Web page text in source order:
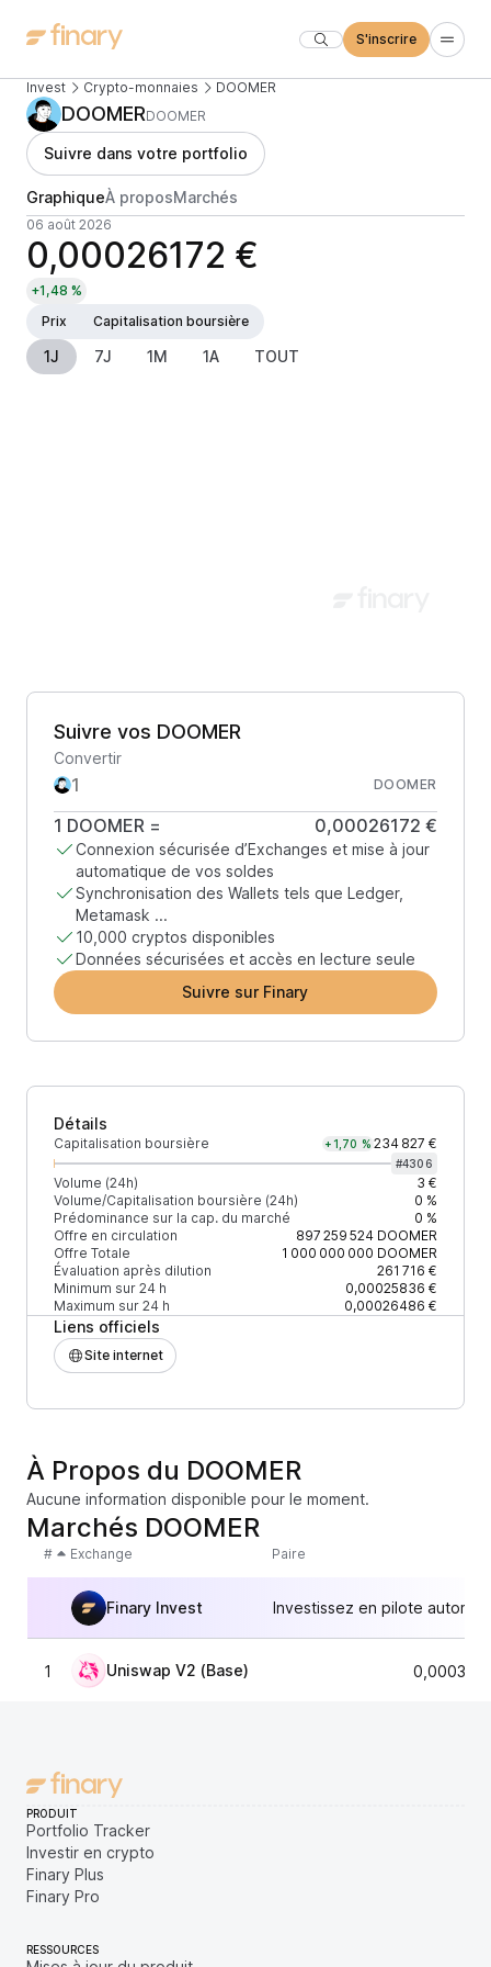
S'inscrire
Invest Crypto-monnaies DOOMER
DOOMERDOOMER
Suivre dans votre portfolio
GraphiqueÀ proposMarchés
06 août 2026
0,00026172 €
+1,48 %
Prix
Capitalisation boursière
1J 7J 1M 1A TOUT
Suivre vos DOOMER
Convertir
DOOMER
1 DOOMER = 0,00026172 €
Connexion sécurisée d’Exchanges et mise à jour
automatique de vos soldes
Synchronisation des Wallets tels que Ledger,
Metamask ...
10,000 cryptos disponibles
Données sécurisées et accès en lecture seule
Suivre sur Finary
Détails
Capitalisation boursière +1,70 % 234 827 €
#4306
Volume (24h)
3 €
Volume/Capitalisation boursière (24h)
0 %
Prédominance sur la cap. du marché
0 %
Offre en circulation
897 259 524DOOMER
Offre Totale
1 000 000 000 DOOMER
Évaluation après dilution
261 716 €
Minimum sur 24 h
0,00025836 €
Maximum sur 24 h
0,00026486 €
Liens officiels
Site internet
À Propos du DOOMER
Aucune information disponible pour le moment.
Marchés DOOMER
# Exchange Paire
Finary Invest Investissez en pilote
1 Uniswap V2 (Base)
PRODUIT
Portfolio Tracker
Investir en crypto
Finary Plus
Finary Pro
RESSOURCES